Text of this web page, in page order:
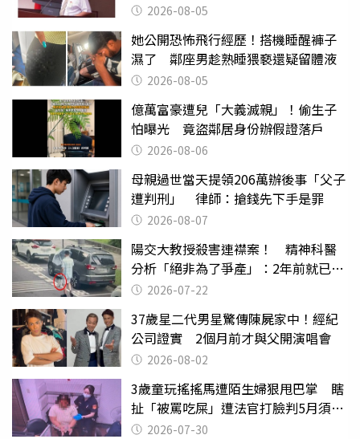
2026-08-05
她公開恐怖飛行經歷！搭機睡醒褲子
濕了 鄰座男趁熟睡猥褻還疑留體液
2026-08-05
億萬富豪遭兒「大義滅親」！偷生子
怕曝光 竟盜鄰居身份辦假證落戶
2026-08-06
母親過世當天提領206萬辦後事「父子
遭判刑」 律師：搶錢先下手是罪
2026-08-07
陽交大教授殺害連襟案！ 精神科醫
分析「絕非為了爭產」：2年前就已言
行詭異
2026-07-22
37歲星二代男星驚傳陳屍家中！經紀
公司證實 2個月前才與父開演唱會
2026-08-02
3歲童玩搖搖馬遭陌生婦狠甩巴掌 瞎
扯「被罵吃屎」遭法官打臉判5月須入
監 2026-07-30